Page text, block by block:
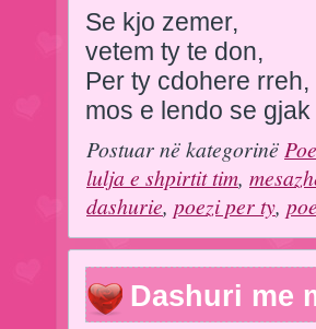
Se kjo zemer,
vetem ty te don,
Per ty cdohere rreh,
mos e lendo se
Postuar në kategorinë
lulja e shpirtit tim,
dashurie, poezi per ty,
Dashuri me